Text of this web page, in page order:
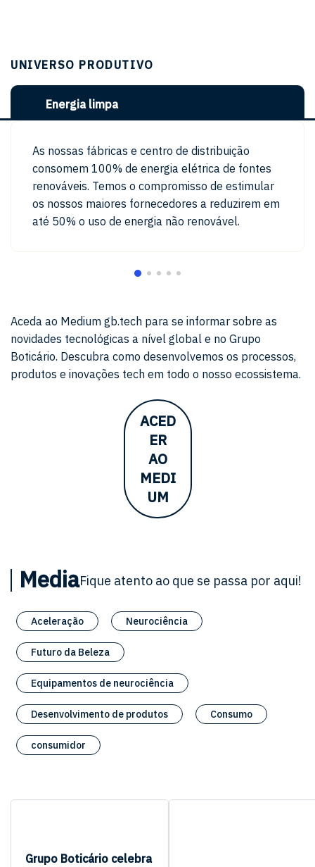
UNIVERSO PRODUTIVO
Energia limpa
As nossas fábricas e centro de distribuição
consomem 100% de energia elétrica de fontes
renováveis. Temos o compromisso de estimular
os nossos maiores fornecedores a reduzirem em
até 50% o uso de energia não renovável.
Aceda ao Medium gb.tech para se informar sobre as
novidades tecnológicas a nível global e no Grupo
Boticário. Descubra como desenvolvemos os processos,
produtos e inovações tech em todo o nosso ecossistema.
ACED
ER
AO
MEDI
UM
MediaFique atento ao que se passa por aqui!
Aceleração Neurociência
Futuro da Beleza
Equipamentos de neurociência
Desenvolvimento de produtos Consumo
consumidor
Grupo Boticário celebra